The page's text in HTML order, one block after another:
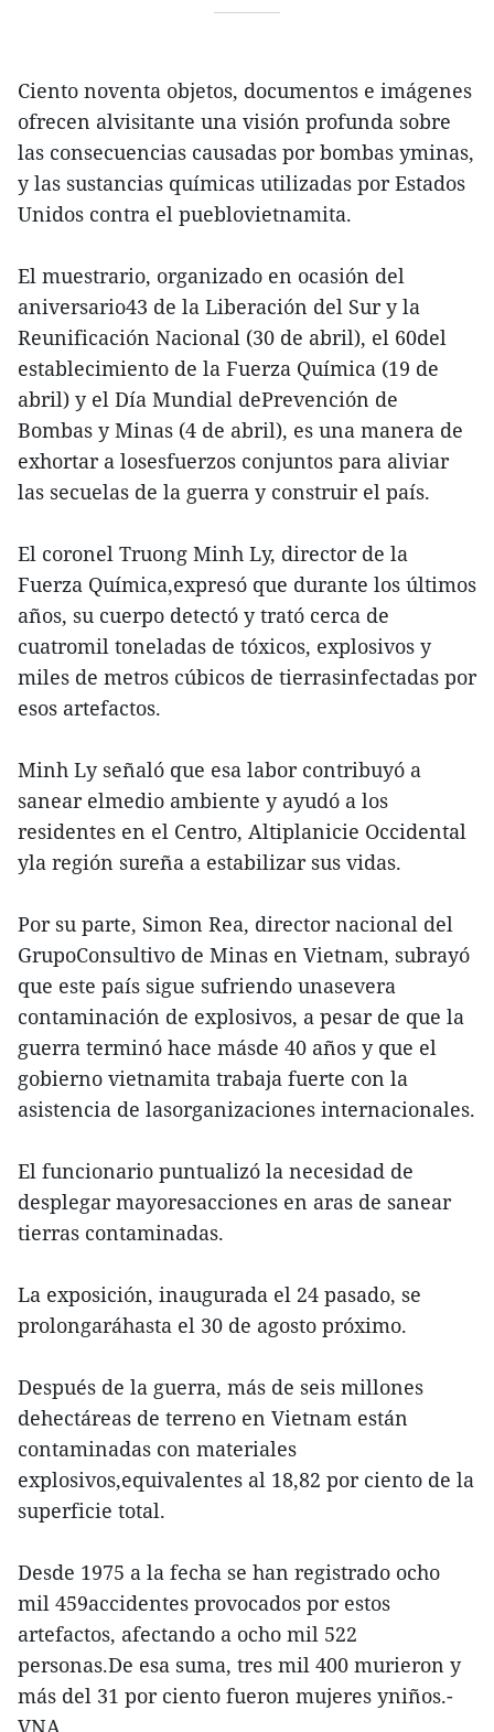
Ciento noventa objetos, documentos e imágenes
ofrecen alvisitante una visión profunda sobre
las consecuencias causadas por bombas yminas,
y las sustancias químicas utilizadas por Estados
Unidos contra el pueblovietnamita.
El muestrario, organizado en ocasión del
aniversario43 de la Liberación del Sur y la
Reunificación Nacional (30 de abril), el 60del
establecimiento de la Fuerza Química (19 de
abril) y el Día Mundial dePrevención de
Bombas y Minas (4 de abril), es una manera de
exhortar a losesfuerzos conjuntos para aliviar
las secuelas de la guerra y construir el país.
El coronel Truong Minh Ly, director de la
Fuerza Química,expresó que durante los últimos
años, su cuerpo detectó y trató cerca de
cuatromil toneladas de tóxicos, explosivos y
miles de metros cúbicos de tierrasinfectadas por
esos artefactos.
Minh Ly señaló que esa labor contribuyó a
sanear elmedio ambiente y ayudó a los
residentes en el Centro, Altiplanicie Occidental
yla región sureña a estabilizar sus vidas.
Por su parte, Simon Rea, director nacional del
GrupoConsultivo de Minas en Vietnam, subrayó
que este país sigue sufriendo unasevera
contaminación de explosivos, a pesar de que la
guerra terminó hace másde 40 años y que el
gobierno vietnamita trabaja fuerte con la
asistencia de lasorganizaciones internacionales.
El funcionario puntualizó la necesidad de
desplegar mayoresacciones en aras de sanear
tierras contaminadas.
La exposición, inaugurada el 24 pasado, se
prolongaráhasta el 30 de agosto próximo.
Después de la guerra, más de seis millones
dehectáreas de terreno en Vietnam están
contaminadas con materiales
explosivos,equivalentes al 18,82 por ciento de la
superficie total.
Desde 1975 a la fecha se han registrado ocho
mil 459accidentes provocados por estos
artefactos, afectando a ocho mil 522
personas.De esa suma, tres mil 400 murieron y
más del 31 por ciento fueron mujeres yniños.-
VNA